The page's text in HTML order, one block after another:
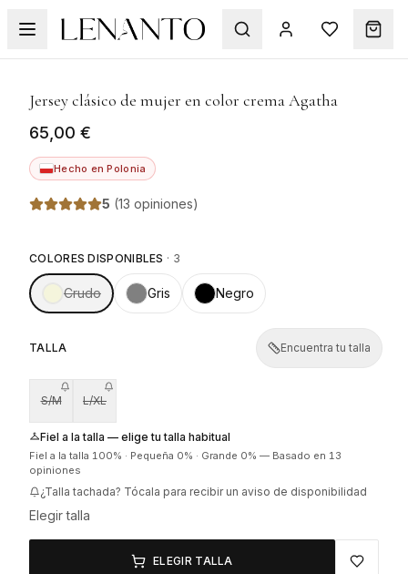
Jersey clásico de mujer en color crema Agatha
65,00 €
Hecho en Polonia
5 (13 opiniones)
COLORES DISPONIBLES · 3
Crudo Gris Negro
TALLA Encuentra tu talla
S/M L/XL
Fiel a la talla — elige tu talla habitual
Fiel a la talla 100% · Pequeña 0% · Grande 0% — Basado en 13
opiniones
¿Talla tachada? Tócala para recibir un aviso de disponibilidad
Elegir talla
ELEGIR TALLA